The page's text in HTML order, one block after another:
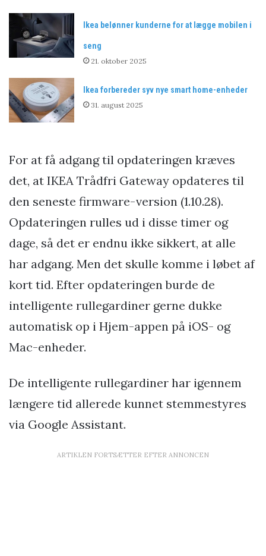
Ikea belønner kunderne for at lægge mobilen i
seng
21. oktober 2025
Ikea forbereder syv nye smart home-enheder
31. august 2025
For at få adgang til opdateringen kræves
det, at IKEA Trådfri Gateway opdateres til
den seneste firmware-version (1.10.28).
Opdateringen rulles ud i disse timer og
dage, så det er endnu ikke sikkert, at alle
har adgang. Men det skulle komme i løbet af
kort tid. Efter opdateringen burde de
intelligente rullegardiner gerne dukke
automatisk op i Hjem-appen på iOS- og
Mac-enheder.
De intelligente rullegardiner har igennem
længere tid allerede kunnet stemmestyres
via Google Assistant.
ARTIKLEN FORTSÆTTER EFTER ANNONCEN